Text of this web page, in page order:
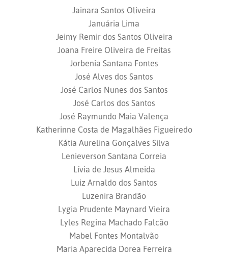
Jainara Santos Oliveira
Januária Lima
Jeimy Remir dos Santos Oliveira
Joana Freire Oliveira de Freitas
Jorbenia Santana Fontes
José Alves dos Santos
José Carlos Nunes dos Santos
José Carlos dos Santos
José Raymundo Maia Valença
Katherinne Costa de Magalhães Figueiredo
Kátia Aurelina Gonçalves Silva
Lenieverson Santana Correia
Lívia de Jesus Almeida
Luiz Arnaldo dos Santos
Luzenira Brandão
Lygia Prudente Maynard Vieira
Lyles Regina Machado Falcão
Mabel Fontes Montalvão
Maria Aparecida Dorea Ferreira